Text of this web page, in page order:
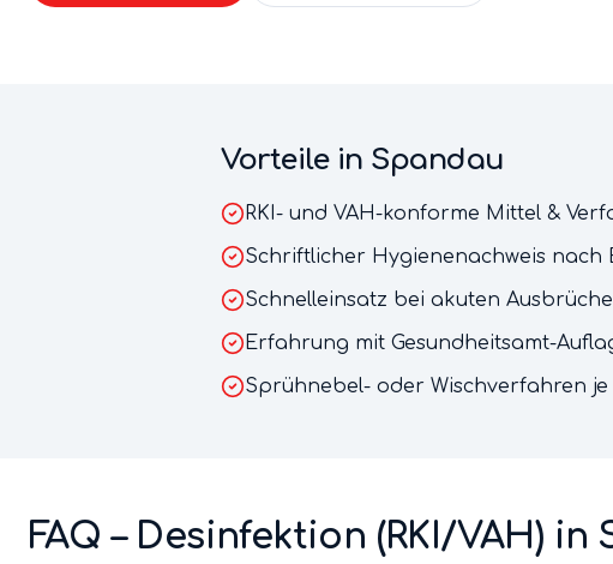
Vorteile in Spandau
RKI- und VAH-konforme Mittel &
Schriftlicher Hygienenachweis nach
Schnelleinsatz bei akuten
Erfahrung mit Gesundheitsamt-
Sprühnebel- oder Wischverfahren
FAQ – Desinfektion (RKI/VAH) in